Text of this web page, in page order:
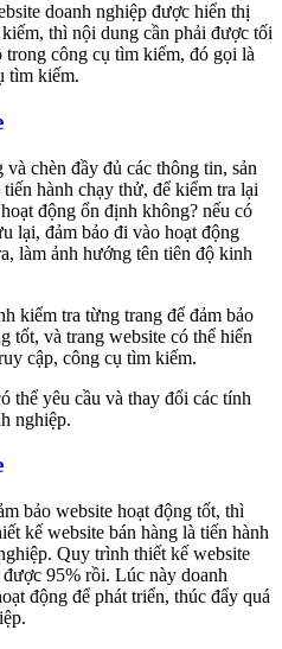
doanh nghiệp được hiển thị
thì nội dung cần phải được tối
trong công cụ tìm kiếm, đó gọi là
tìm kiếm.
chèn đầy đủ các thông tin, sản
hành chạy thử, để kiểm tra lại
động ổn định không? nếu có
lại, đảm bảo đi vào hoạt động
làm ảnh hướng tên tiên độ kinh
kiểm tra từng trang để đảm bảo
tốt, và trang website có thể hiển
cập, công cụ tìm kiếm.
thể yêu cầu và thay đổi các tính
nghiệp.
bảo website hoạt động tốt, thì
kế website bán hàng là tiến hành
Quy trình thiết kế website
95% rồi. Lúc này doanh
động để phát triển, thúc đẩy quá